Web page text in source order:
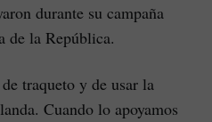
durante su campaña
de la República.
traqueto y de usar la
Cuando lo apoyamos